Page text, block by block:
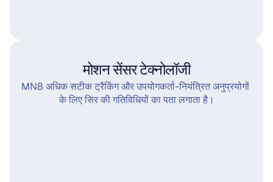
मोशन सेंसर टेक्नोलॉजी
MN8 अधिक सटीक ट्रैकिंग और उपयोगकर्ता-नियंत्रित अनुप्रयोगों
के लिए सिर की गतिविधियों का पता लगाता है।